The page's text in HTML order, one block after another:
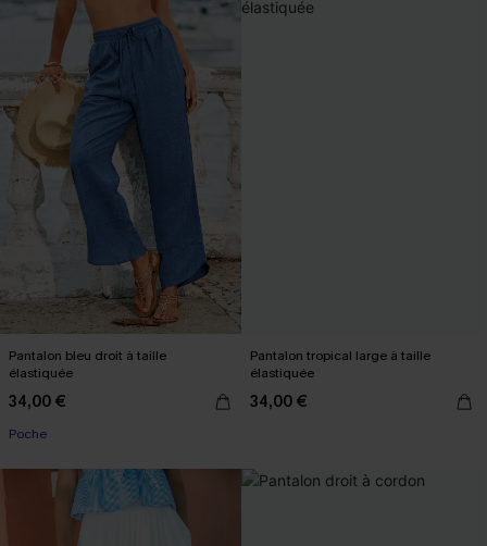
Pantalon bleu droit à taille
élastiquée
34,00 €
Poche
Pantalon tropical large à taille
élastiquée
34,00 €